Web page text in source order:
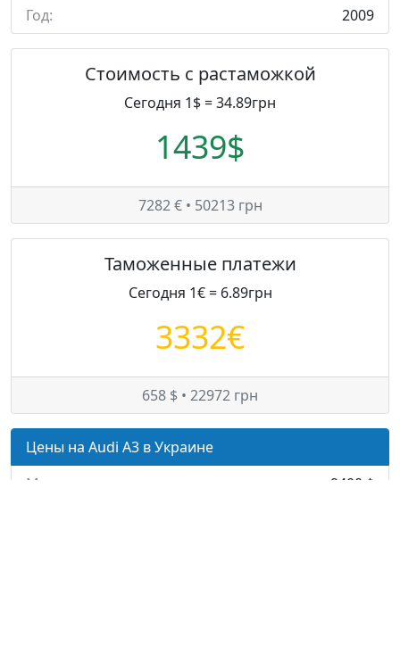
Год:
2009
Стоимость с растаможкой
Сегодня 1$ = 34.89грн
1439$
7282 € • 50213 грн
Таможенные платежи
Сегодня 1€ = 6.89грн
3332€
658 $ • 22972 грн
Цены на Audi A3 в Украине
Минимум:
9400 $